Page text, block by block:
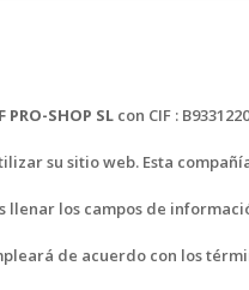
PRO-SHOP SLcon CIF :
su sitio web. Esta
llenar los campos de
de acuerdo con los